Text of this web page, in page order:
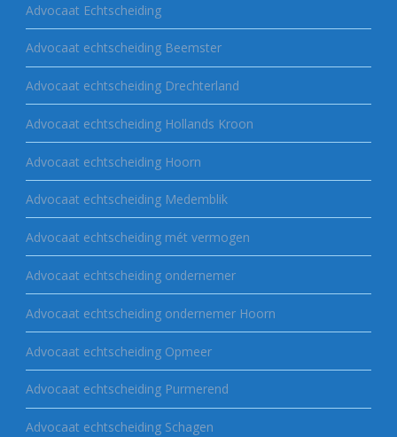
Advocaat Echtscheiding
Advocaat echtscheiding Beemster
Advocaat echtscheiding Drechterland
Advocaat echtscheiding Hollands Kroon
Advocaat echtscheiding Hoorn
Advocaat echtscheiding Medemblik
Advocaat echtscheiding mét vermogen
Advocaat echtscheiding ondernemer
Advocaat echtscheiding ondernemer Hoorn
Advocaat echtscheiding Opmeer
Advocaat echtscheiding Purmerend
Advocaat echtscheiding Schagen